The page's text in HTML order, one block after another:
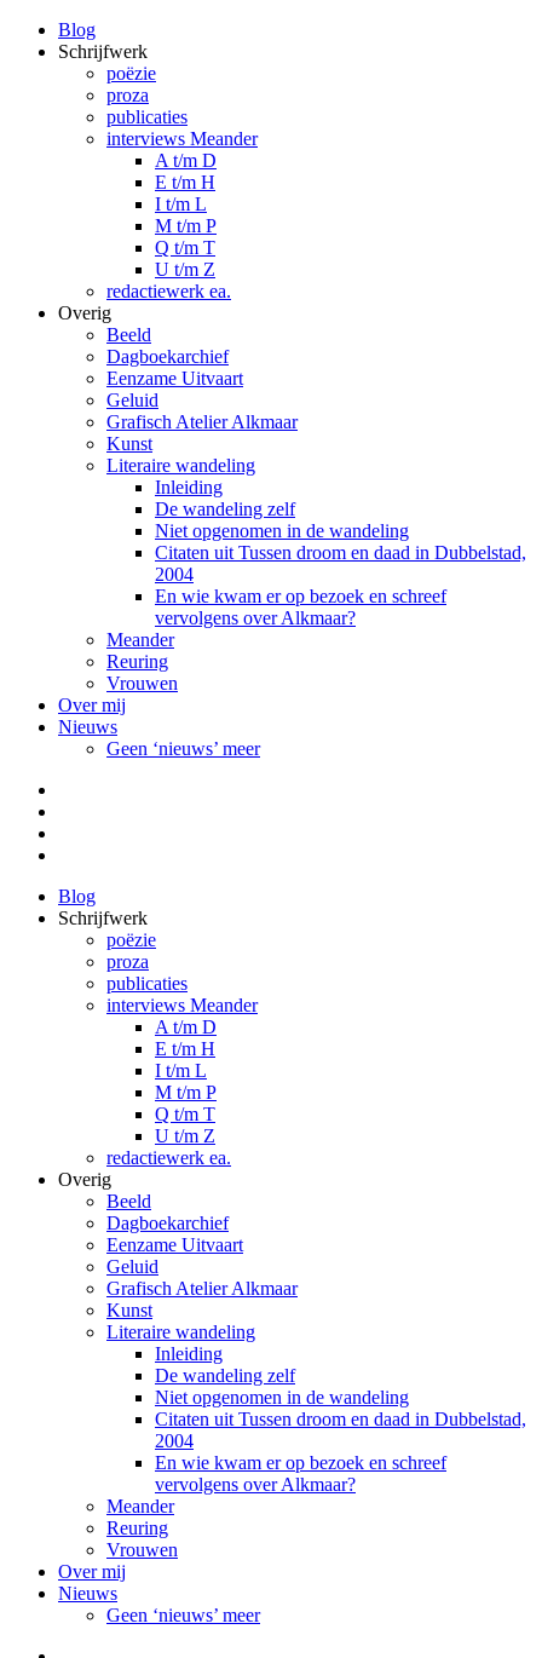
Blog
Schrijfwerk
poëzie
proza
publicaties
interviews Meander
A t/m D
E t/m H
I t/m L
M t/m P
Q t/m T
U t/m Z
redactiewerk ea.
Overig
Beeld
Dagboekarchief
Eenzame Uitvaart
Geluid
Grafisch Atelier Alkmaar
Kunst
Literaire wandeling
Inleiding
De wandeling zelf
Niet opgenomen in de wandeling
Citaten uit Tussen droom en daad in Dubbelstad,
2004
En wie kwam er op bezoek en schreef
vervolgens over Alkmaar?
Meander
Reuring
Vrouwen
Over mij
Nieuws
Geen ‘nieuws’ meer
Blog
Schrijfwerk
poëzie
proza
publicaties
interviews Meander
A t/m D
E t/m H
I t/m L
M t/m P
Q t/m T
U t/m Z
redactiewerk ea.
Overig
Beeld
Dagboekarchief
Eenzame Uitvaart
Geluid
Grafisch Atelier Alkmaar
Kunst
Literaire wandeling
Inleiding
De wandeling zelf
Niet opgenomen in de wandeling
Citaten uit Tussen droom en daad in Dubbelstad,
2004
En wie kwam er op bezoek en schreef
vervolgens over Alkmaar?
Meander
Reuring
Vrouwen
Over mij
Nieuws
Geen ‘nieuws’ meer